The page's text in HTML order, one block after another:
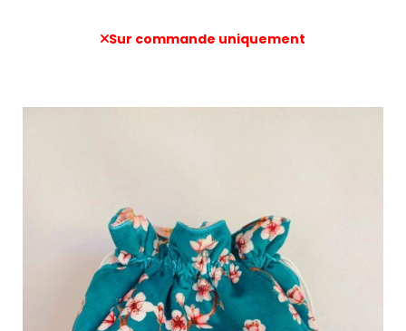
Sur commande uniquement